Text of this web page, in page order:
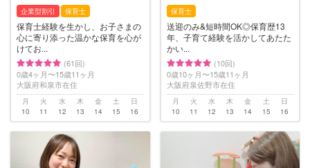
企業型割引 保育士
保育士経験を生かし、お子さまの
心に寄り添った温かな保育を心が
けてお...
(61回)
0歳4ヶ月〜15歳11ヶ月
大阪府和泉市在住
月
10
火
11
水
12
木
13
金
14
土
15
日
16
保育士
送迎のみ&短時間OK◎保育歴13
年、子育て経験を活かしてあたた
かい...
(10回)
0歳10ヶ月〜15歳11ヶ月
大阪府泉佐野市在住
月
10
火
11
水
12
木
13
金
14
土
15
日
16